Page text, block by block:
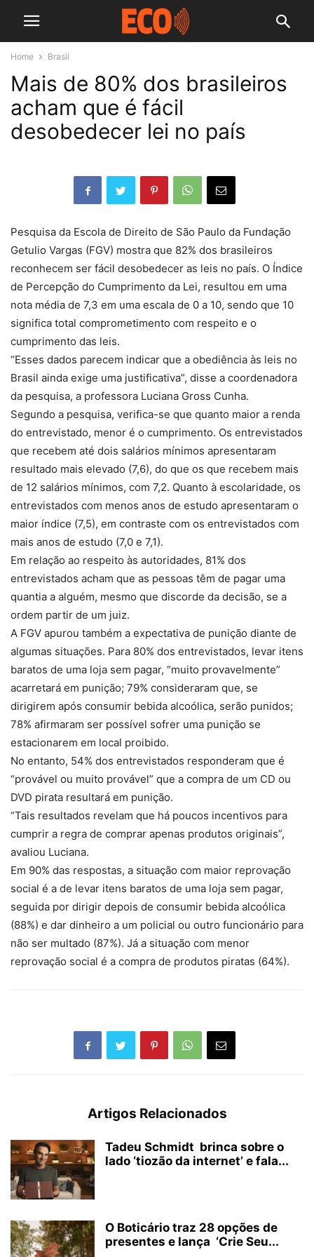
Home Brasil
Mais de 80% dos brasileiros
acham que é fácil
desobedecer lei no país
Pesquisa da Escola de Direito de São Paulo da Fundação
Getulio Vargas (FGV) mostra que 82% dos brasileiros
reconhecem ser fácil desobedecer as leis no país. O Índice
de Percepção do Cumprimento da Lei, resultou em uma
nota média de 7,3 em uma escala de 0 a 10, sendo que 10
significa total comprometimento com respeito e o
cumprimento das leis.
“Esses dados parecem indicar que a obediência às leis no
Brasil ainda exige uma justificativa”, disse a coordenadora
da pesquisa, a professora Luciana Gross Cunha.
Segundo a pesquisa, verifica-se que quanto maior a renda
do entrevistado, menor é o cumprimento. Os entrevistados
que recebem até dois salários mínimos apresentaram
resultado mais elevado (7,6), do que os que recebem mais
de 12 salários mínimos, com 7,2. Quanto à escolaridade, os
entrevistados com menos anos de estudo apresentaram o
maior índice (7,5), em contraste com os entrevistados com
mais anos de estudo (7,0 e 7,1).
Em relação ao respeito às autoridades, 81% dos
entrevistados acham que as pessoas têm de pagar uma
quantia a alguém, mesmo que discorde da decisão, se a
ordem partir de um juiz.
A FGV apurou também a expectativa de punição diante de
algumas situações. Para 80% dos entrevistados, levar itens
baratos de uma loja sem pagar, “muito provavelmente”
acarretará em punição; 79% consideraram que, se
dirigirem após consumir bebida alcoólica, serão punidos;
78% afirmaram ser possível sofrer uma punição se
estacionarem em local proibido.
No entanto, 54% dos entrevistados responderam que é
“provável ou muito provável” que a compra de um CD ou
DVD pirata resultará em punição.
“Tais resultados revelam que há poucos incentivos para
cumprir a regra de comprar apenas produtos originais”,
avaliou Luciana.
Em 90% das respostas, a situação com maior reprovação
social é a de levar itens baratos de uma loja sem pagar,
seguida por dirigir depois de consumir bebida alcoólica
(88%) e dar dinheiro a um policial ou outro funcionário para
não ser multado (87%). Já a situação com menor
reprovação social é a compra de produtos piratas (64%).
Artigos Relacionados
Tadeu Schmidt brinca sobre o
lado ‘tiozão da internet’ e fala...
O Boticário traz 28 opções de
presentes e lança ‘Crie Seu...